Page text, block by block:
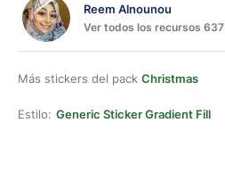
Reem Alnounou
Ver todos los recursos 637
Más stickers del pack Christmas
Estilo: Generic Sticker Gradient Fill